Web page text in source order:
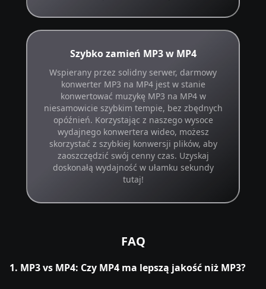
Szybko zamień MP3 w MP4
Wspierany przez solidny serwer, darmowy
konwerter MP3 na MP4 jest w stanie
konwertować muzykę MP3 na MP4 w
niesamowicie szybkim tempie, bez zbędnych
opóźnień. Korzystając z naszego wysoce
wydajnego konwertera wideo, możesz
skorzystać z szybkiej konwersji plików, aby
zaoszczędzić swój cenny czas. Uzyskaj
doskonałą wydajność w ułamku sekundy
tutaj!
FAQ
1. MP3 vs MP4: Czy MP4 ma lepszą jakość niż MP3?